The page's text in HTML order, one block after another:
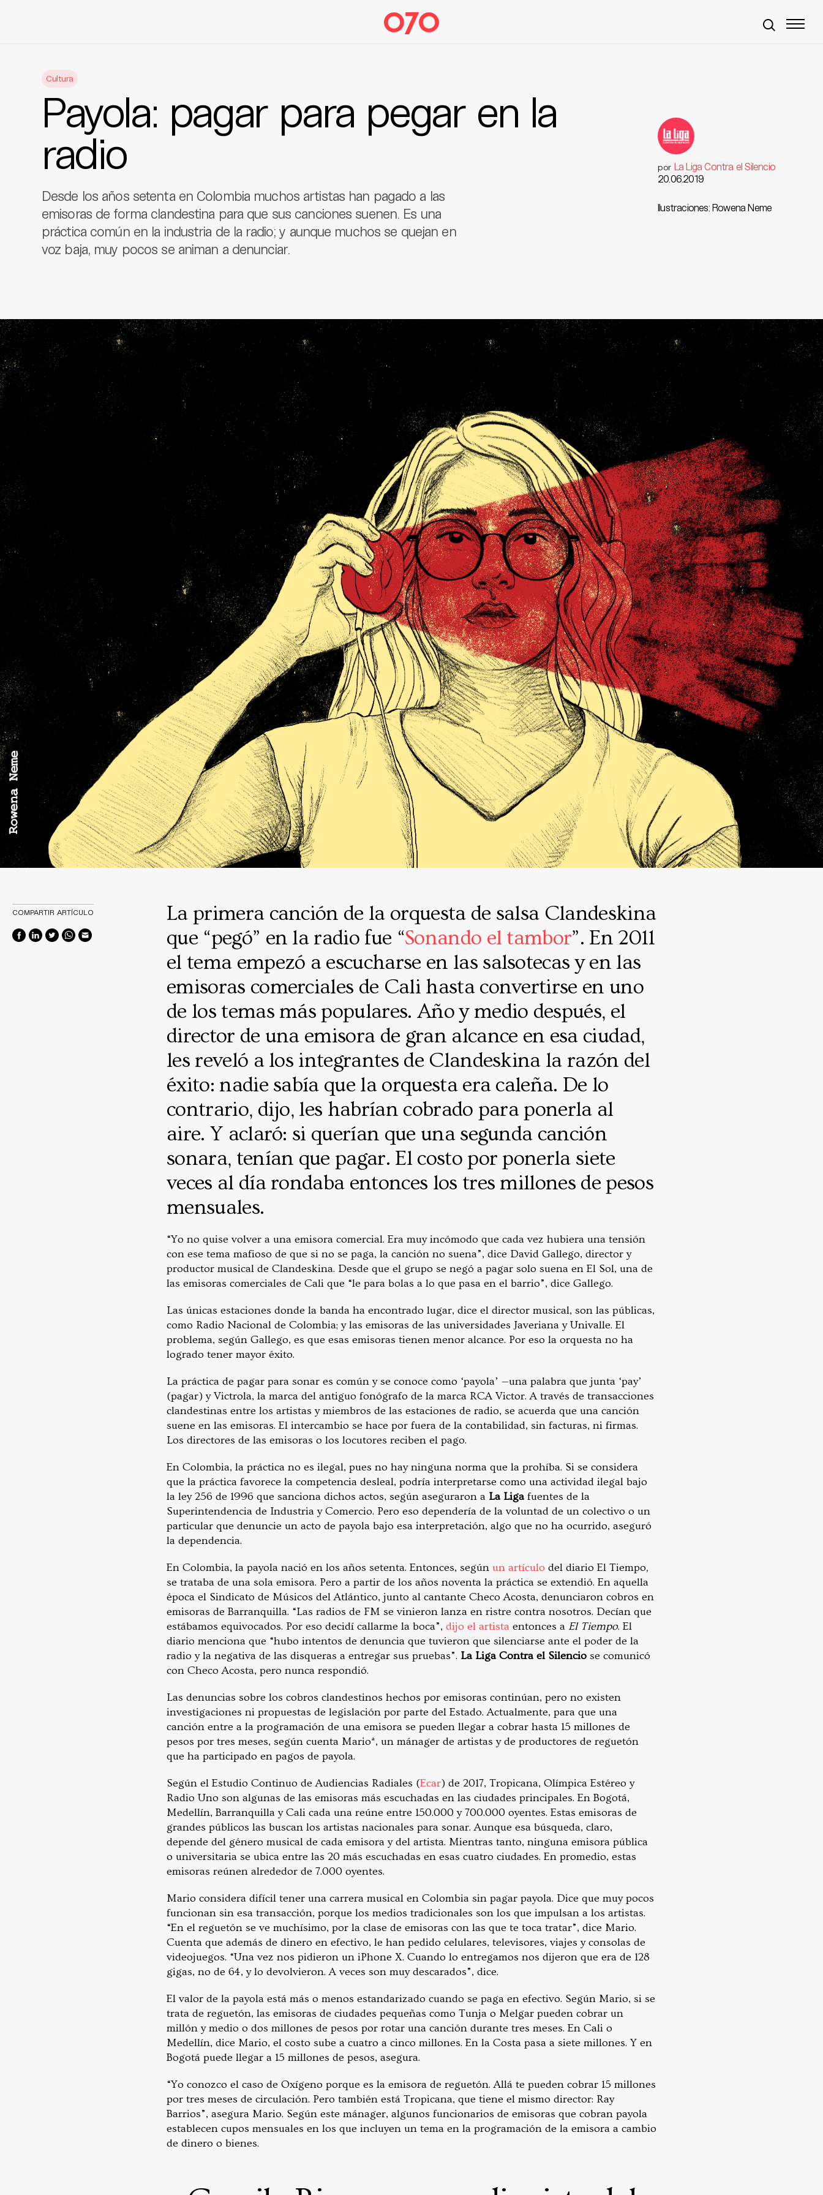
Cultura
Payola: pagar para pegar en la
radio
Desde los años setenta en Colombia muchos artistas han pagado a las
emisoras de forma clandestina para que sus canciones suenen. Es una
práctica común en la industria de la radio; y aunque muchos se quejan en
voz baja, muy pocos se animan a denunciar.
por La Liga Contra el Silencio
20.06.2019
Ilustraciones: Rowena Neme
La primera canción de la orquesta de salsa Clandeskina
que “pegó” en la radio fue “Sonando el tambor”. En 2011
el tema empezó a escucharse en las salsotecas y en las
emisoras comerciales de Cali hasta convertirse en uno
de los temas más populares. Año y medio después, el
director de una emisora de gran alcance en esa ciudad,
les reveló a los integrantes de Clandeskina la razón del
éxito: nadie sabía que la orquesta era caleña. De lo
contrario, dijo, les habrían cobrado para ponerla al
aire. Y aclaró: si querían que una segunda canción
sonara, tenían que pagar. El costo por ponerla siete
veces al día rondaba entonces los tres millones de pesos
mensuales.
“Yo no quise volver a una emisora comercial. Era muy incómodo que cada vez hubiera una tensión
con ese tema mafioso de que si no se paga, la canción no suena”, dice David Gallego, director y
productor musical de Clandeskina. Desde que el grupo se negó a pagar solo suena en El Sol, una de
las emisoras comerciales de Cali que “le para bolas a lo que pasa en el barrio”, dice Gallego.
Las únicas estaciones donde la banda ha encontrado lugar, dice el director musical, son las públicas,
como Radio Nacional de Colombia; y las emisoras de las universidades Javeriana y Univalle. El
problema, según Gallego, es que esas emisoras tienen menor alcance. Por eso la orquesta no ha
logrado tener mayor éxito.
La práctica de pagar para sonar es común y se conoce como ‘payola’ —una palabra que junta ‘pay’
(pagar) y Victrola, la marca del antiguo fonógrafo de la marca RCA Victor. A través de transacciones
clandestinas entre los artistas y miembros de las estaciones de radio, se acuerda que una canción
suene en las emisoras. El intercambio se hace por fuera de la contabilidad, sin facturas, ni firmas.
Los directores de las emisoras o los locutores reciben el pago.
En Colombia, la práctica no es ilegal, pues no hay ninguna norma que la prohíba. Si se considera
que la práctica favorece la competencia desleal, podría interpretarse como una actividad ilegal bajo
la ley 256 de 1996 que sanciona dichos actos, según aseguraron a La Ligafuentes de la
Superintendencia de Industria y Comercio. Pero eso dependería de la voluntad de un colectivo o un
particular que denuncie un acto de payola bajo esa interpretación, algo que no ha ocurrido, aseguró
la dependencia.
En Colombia, la payola nació en los años setenta. Entonces, según un artículo del diario El Tiempo,
se trataba de una sola emisora. Pero a partir de los años noventa la práctica se extendió. En aquella
época el Sindicato de Músicos del Atlántico, junto al cantante Checo Acosta, denunciaron cobros en
emisoras de Barranquilla. “Las radios de FM se vinieron lanza en ristre contra nosotros. Decían que
estábamos equivocados. Por eso decidí callarme la boca”, dijo el artista entonces a El Tiempo. El
diario menciona que “hubo intentos de denuncia que tuvieron que silenciarse ante el poder de la
radio y la negativa de las disqueras a entregar sus pruebas”. La Liga Contra el Silencio se comunicó
con Checo Acosta, pero nunca respondió.
Las denuncias sobre los cobros clandestinos hechos por emisoras continúan, pero no existen
investigaciones ni propuestas de legislación por parte del Estado. Actualmente, para que una
canción entre a la programación de una emisora se pueden llegar a cobrar hasta 15 millones de
pesos por tres meses, según cuenta Mario*, un mánager de artistas y de productores de reguetón
que ha participado en pagos de payola.
Según el Estudio Continuo de Audiencias Radiales (Ecar) de 2017, Tropicana, Olímpica Estéreo y
Radio Uno son algunas de las emisoras más escuchadas en las ciudades principales. En Bogotá,
Medellín, Barranquilla y Cali cada una reúne entre 150.000 y 700.000 oyentes. Estas emisoras de
grandes públicos las buscan los artistas nacionales para sonar. Aunque esa búsqueda, claro,
depende del género musical de cada emisora y del artista. Mientras tanto, ninguna emisora pública
o universitaria se ubica entre las 20 más escuchadas en esas cuatro ciudades. En promedio, estas
emisoras reúnen alrededor de 7.000 oyentes.
Mario considera difícil tener una carrera musical en Colombia sin pagar payola. Dice que muy pocos
funcionan sin esa transacción, porque los medios tradicionales son los que impulsan a los artistas.
“En el reguetón se ve muchísimo, por la clase de emisoras con las que te toca tratar”, dice Mario.
Cuenta que además de dinero en efectivo, le han pedido celulares, televisores, viajes y consolas de
videojuegos. “Una vez nos pidieron un iPhone X. Cuando lo entregamos nos dijeron que era de 128
gigas, no de 64, y lo devolvieron. A veces son muy descarados”, dice.
El valor de la payola está más o menos estandarizado cuando se paga en efectivo. Según Mario, si se
trata de reguetón, las emisoras de ciudades pequeñas como Tunja o Melgar pueden cobrar un
millón y medio o dos millones de pesos por rotar una canción durante tres meses. En Cali o
Medellín, dice Mario, el costo sube a cuatro a cinco millones. En la Costa pasa a siete millones. Y en
Bogotá puede llegar a 15 millones de pesos, asegura.
“Yo conozco el caso de Oxígeno porque es la emisora de reguetón. Allá te pueden cobrar 15 millones
por tres meses de circulación. Pero también está Tropicana, que tiene el mismo director: Ray
Barrios”, asegura Mario. Según este mánager, algunos funcionarios de emisoras que cobran payola
establecen cupos mensuales en los que incluyen un tema en la programación de la emisora a cambio
de dinero o bienes.
COMPARTIR ARTÍCULO